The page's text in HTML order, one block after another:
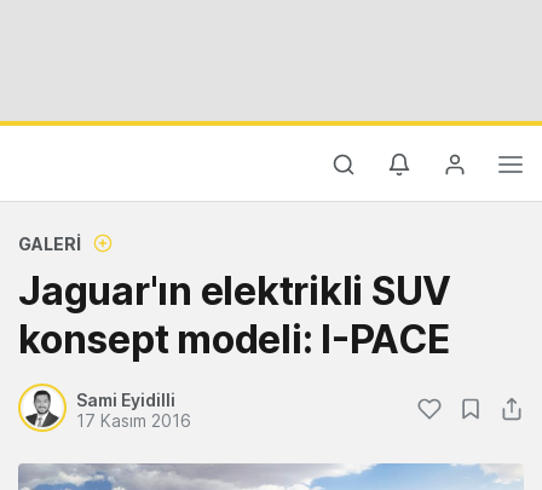
GALERI
Jaguar'ın elektrikli SUV
konsept modeli: I-PACE
Sami Eyidilli
17 Kasım 2016